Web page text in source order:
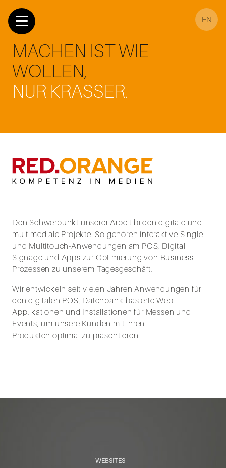
EN
MACHEN IST WIE
WOLLEN,
NUR KRASSER.
Den Schwerpunkt unserer Arbeit bilden digitale und
multimediale Projekte. So gehören interaktive Single-
und Multitouch-Anwendungen am POS, Digital
Signage und Apps zur Optimierung von Business-
Prozessen zu unserem Tagesgeschäft.
Wir entwickeln seit vielen Jahren Anwendungen für
den digitalen POS, Datenbank-basierte Web-
Applikationen und Installationen für Messen und
Events, um unsere Kunden mit ihren
Produkten optimal zu präsentieren.
WEBSITES